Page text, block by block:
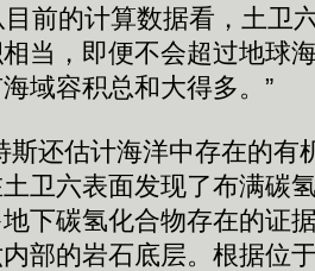
目前的计算数据看，土卫
当，即便不会超过地球
域容积总和大得多。”
还估计海洋中存在的有
卫六表面发现了布满碳
下碳氢化合物存在的证
部的岩石底层。根据位